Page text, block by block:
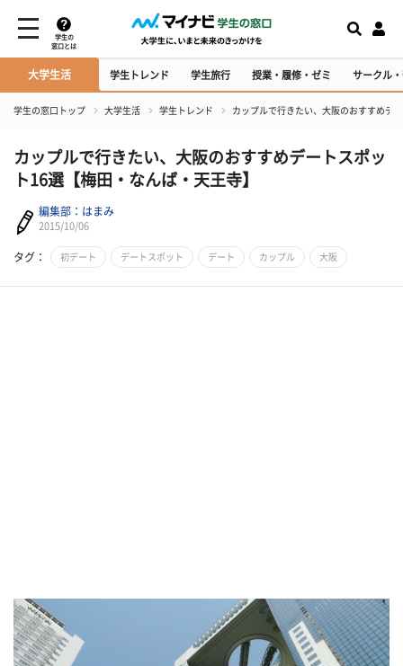
学生の
窓口とは
大学生活 学生トレンド 学生旅行 授業・履修・ゼミ サークル
学生の窓口トップ 大学生活 学生トレンド カップルで行きたい、大阪のおすすめデ
カップルで行きたい、大阪のおすすめデートスポッ
ト16選【梅田・なんば・天王寺】
編集部：はまみ
2015/10/06
タグ： 初デート デートスポット デート カップル 大阪